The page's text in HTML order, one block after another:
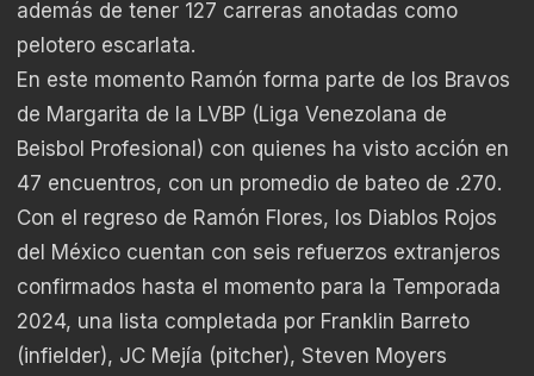
además de tener 127 carreras anotadas como
pelotero escarlata.
En este momento Ramón forma parte de los Bravos
de Margarita de la LVBP (Liga Venezolana de
Beisbol Profesional) con quienes ha visto acción en
47 encuentros, con un promedio de bateo de .270.
Con el regreso de Ramón Flores, los Diablos Rojos
del México cuentan con seis refuerzos extranjeros
confirmados hasta el momento para la Temporada
2024, una lista completada por Franklin Barreto
(infielder), JC Mejía (pitcher), Steven Moyers